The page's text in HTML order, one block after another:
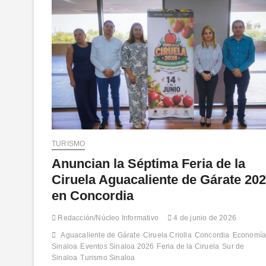
TURISMO
Anuncian la Séptima Feria de la
Ciruela Aguacaliente de Gárate
en Concordia
Redacción/Núcleo Informativo 4 de junio de 2026
Aguacaliente de Gárate Ciruela Criolla Concordia Economía
Sinaloa Eventos Sinaloa 2026 Feria de la Ciruela Sur de
Sinaloa Turismo Sinaloa